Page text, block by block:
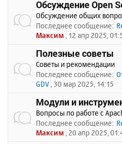
Обсуждение Open
Обсуждение общих
Последнее сообщение:
Максим , 12 апр 2025,
Полезные советы
Советы и рекомендации
Последнее сообщение:
GDV , 30 мар 2025, 14:15
Модули и
Вопросы по работе с
Последнее сообщение:
Максим , 20 апр 2025,